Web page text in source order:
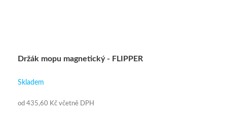
Držák mopu magnetický - FLIPPER
Skladem
od 435,60 Kč včetně DPH